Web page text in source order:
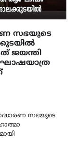
സഭയുടെ
ജയന്തി
സഭയുടെ